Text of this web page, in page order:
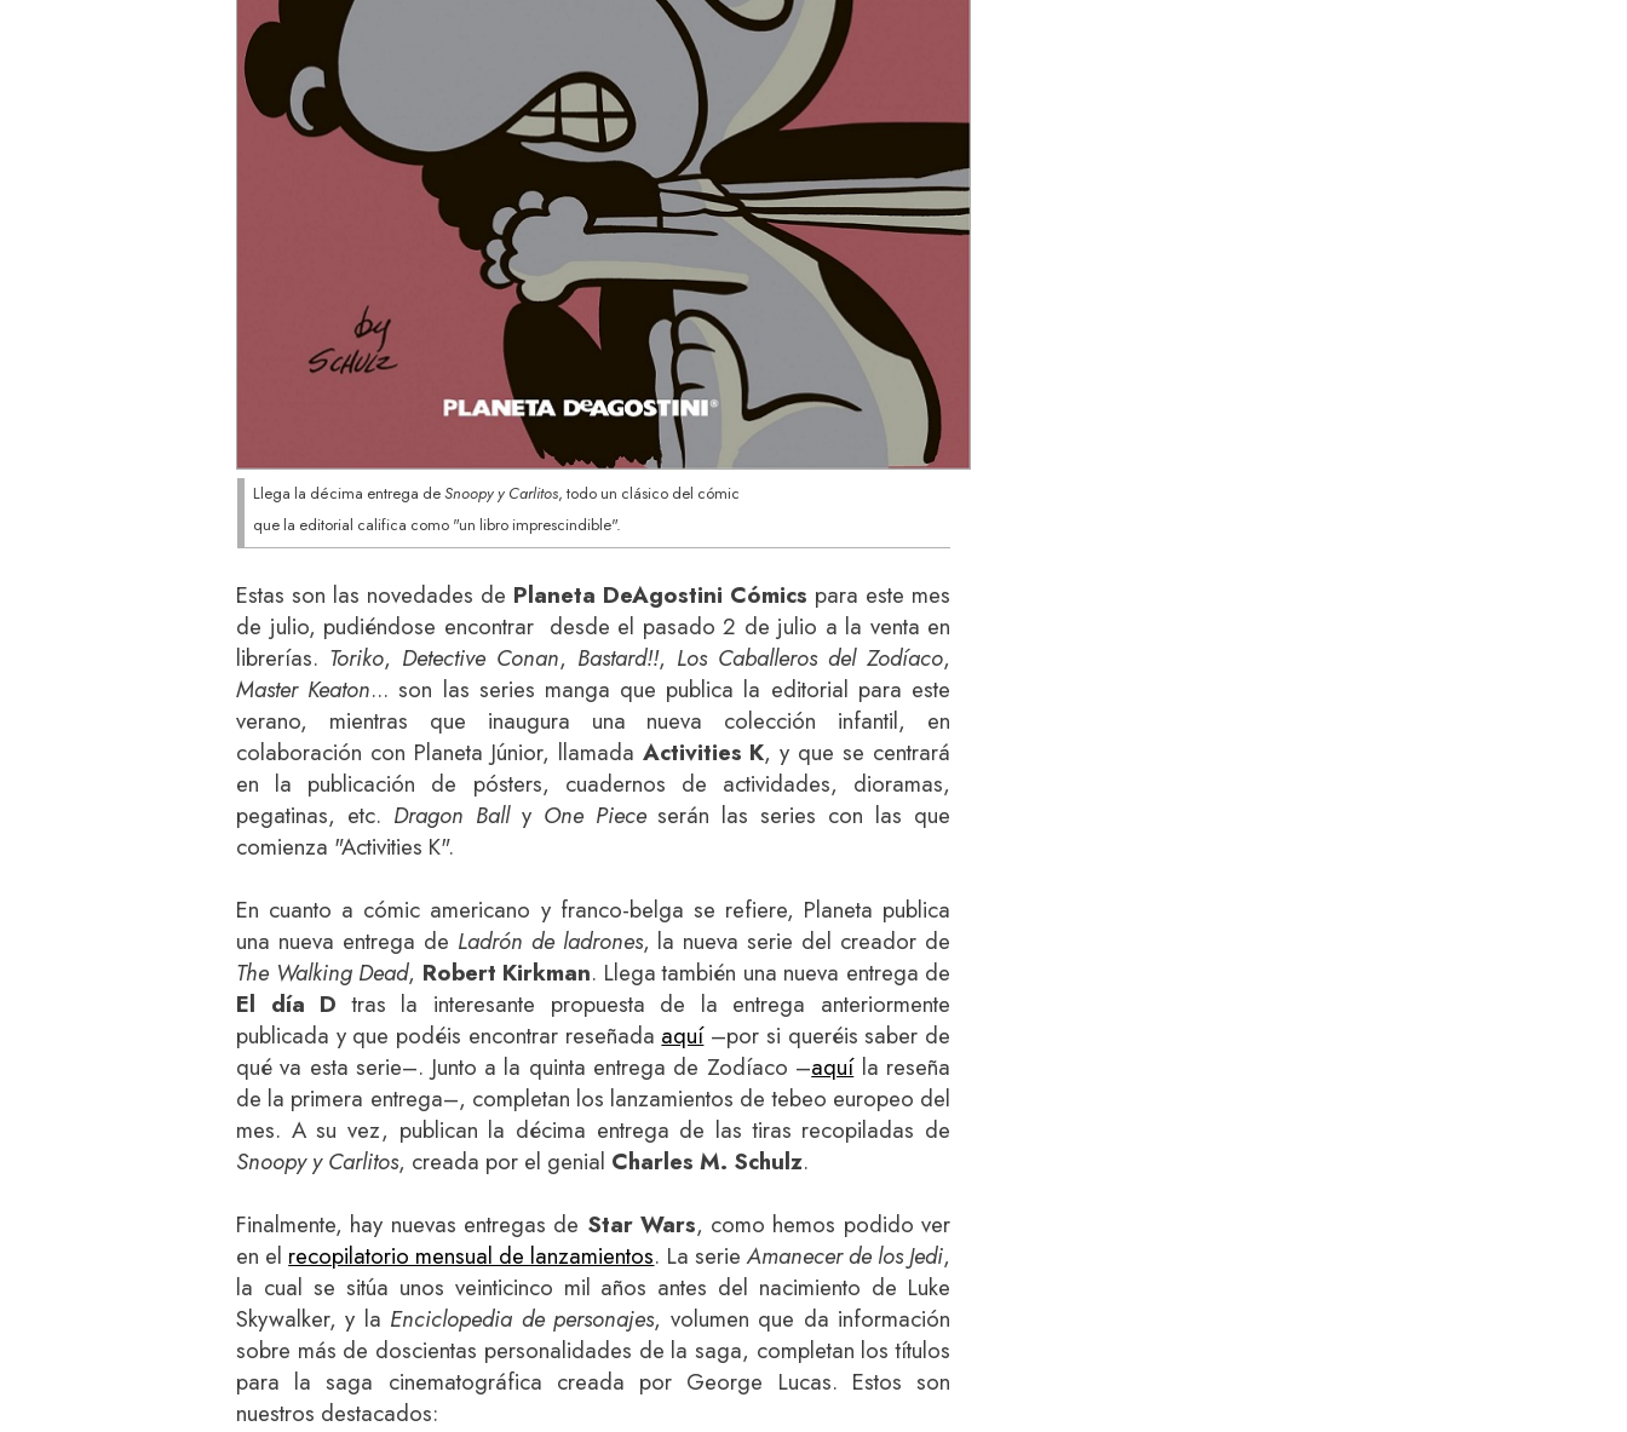
Llega la décima entrega deSnoopy y Carlitos, todo un clásico del cómic
que la editorial califica como "un libro imprescindible".
Estas son las novedades de Planeta DeAgostini Cómics para este mes
de julio, pudiéndose encontrar desde el pasado 2 de julio a la venta en
librerías. Toriko, Detective Conan, Bastard!!, Los Caballeros del Zodíaco,
Master Keaton... son las series manga que publica la editorial para este
verano, mientras que inaugura una nueva colección infantil, en
colaboración con Planeta Júnior, llamada Activities K, y que se centrará
en la publicación de pósters, cuadernos de actividades, dioramas,
pegatinas, etc. Dragon Bally One Pieceserán las series con las que
comienza "Activities K".
En cuanto a cómic americano y franco-belga se refiere, Planeta publica
una nueva entrega de Ladrón de ladrones, la nueva serie del creador de
The Walking Dead, Robert Kirkman. Llega también una nueva entrega de
El día D tras la interesante propuesta de la entrega anteriormente
publicada y que podéis encontrar reseñada aquí–por si queréis saber de
qué va esta serie–. Junto a la quinta entrega de Zodíaco –aquíla reseña
de la primera entrega–, completan los lanzamientos de tebeo europeo del
mes. A su vez, publican la décima entrega de las tiras recopiladas de
Snoopy y Carlitos, creada por el genial Charles M. Schulz.
Finalmente, hay nuevas entregas de Star Wars, como hemos podido ver
en el recopilatorio mensual de lanzamientos. La serieAmanecer de los Jedi,
la cual se sitúa unos veinticinco mil años antes del nacimiento de Luke
Skywalker, y la Enciclopedia de personajes, volumen que da información
sobre más de doscientas personalidades de la saga, completan los títulos
para la saga cinematográfica creada por George Lucas. Estos son
nuestros destacados: